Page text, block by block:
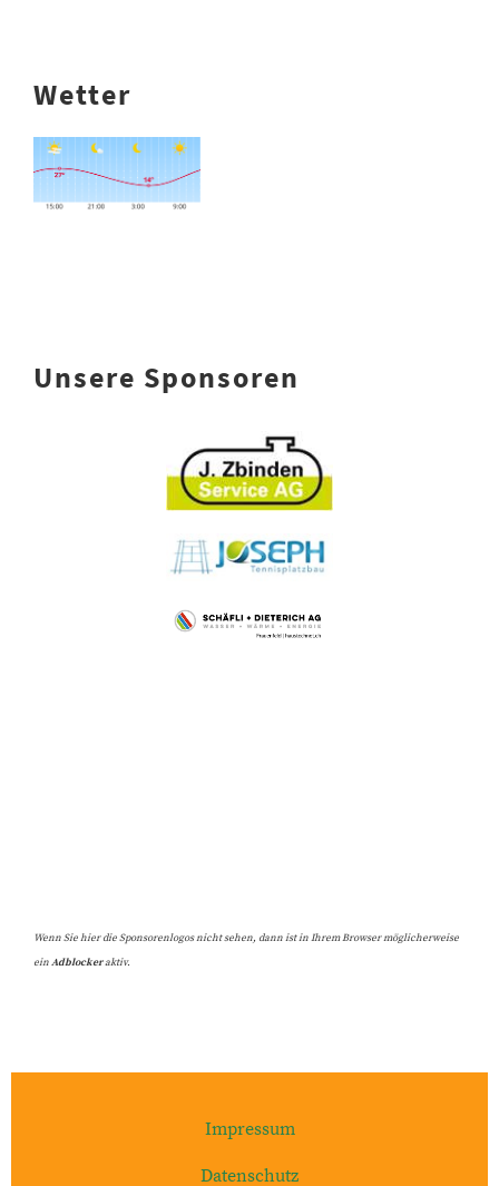
Wetter
Unsere Sponsoren
Wenn Sie hier die Sponsorenlogos nicht sehen, dann ist in Ihrem Browser möglicherweise
einAdblockeraktiv.
Impressum
Datenschutz